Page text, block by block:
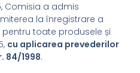
, Comisia a admis
la înregistrare a
pentru toate produsele și
cu aplicarea prevederilor
84/1998.